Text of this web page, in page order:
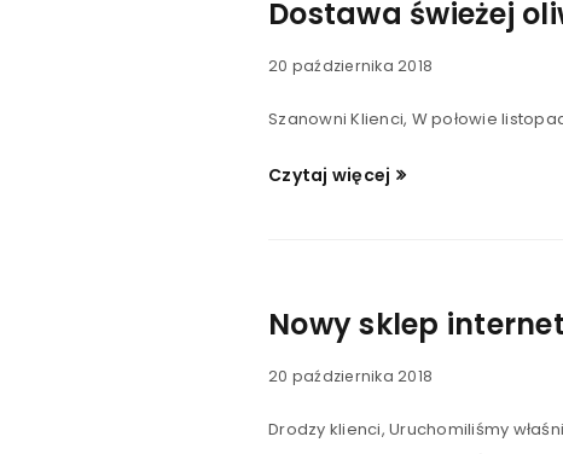
Dostawa świeżej
20 października 2018
Szanowni Klienci, W połowie
Czytaj więcej
Nowy sklep
20 października 2018
Drodzy klienci, Uruchomiliśmy